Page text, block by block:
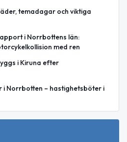
temadagar och viktiga
i Norrbottens län:
med ren
i Kiruna efter
i Norrbotten – hastighetsböter i